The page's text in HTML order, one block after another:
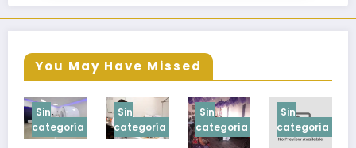
You May Have Missed
Sin
categoría
Sin
categoría
Sin
categoría
Sin
categoría